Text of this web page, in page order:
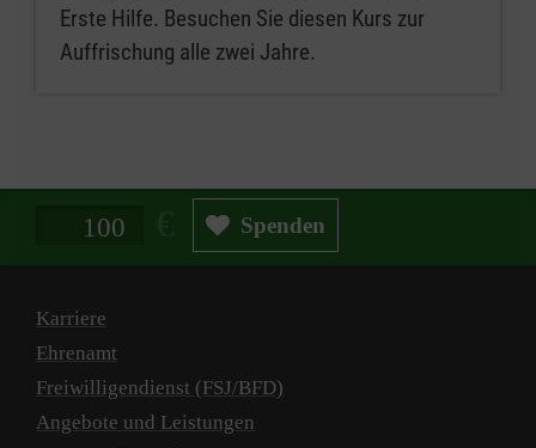
Erste Hilfe. Besuchen Sie diesen Kurs zur
Auffrischung alle zwei Jahre.
Spendenbetrag in Euro Spenden
Karriere
Ehrenamt
Freiwilligendienst (FSJ/BFD)
Angebote und Leistungen